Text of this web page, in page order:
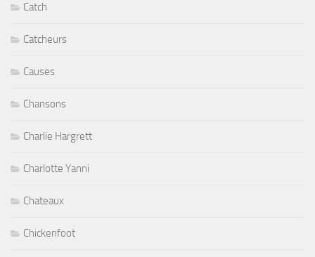
Catch
Catcheurs
Causes
Chansons
Charlie Hargrett
Charlotte Yanni
Chateaux
Chickenfoot